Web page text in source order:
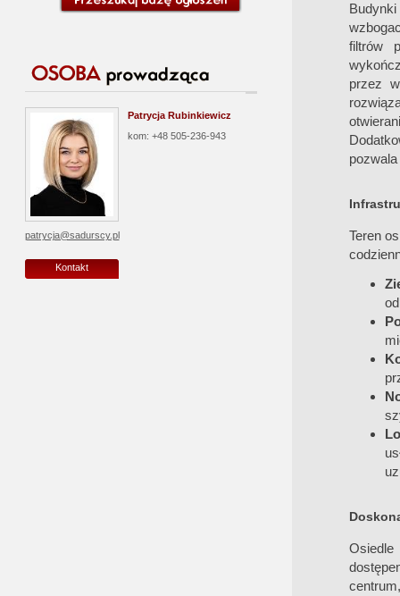
Patrycja Rubinkiewicz
kom: +48 505-236-943
patrycja@sadurscy.pl
Kontakt
filtrów
przez
Teren
Osiedle